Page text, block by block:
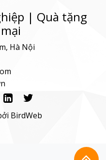
| Quà tặng
Hà Nội
BirdWeb